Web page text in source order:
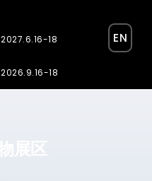
2027.6.16-18
2026.9.16-18
EN